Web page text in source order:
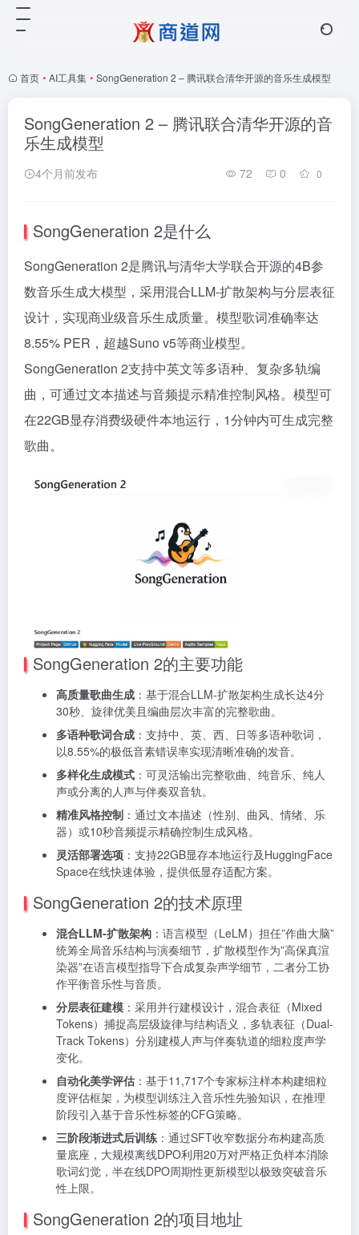
首页 • AI工具集 • SongGeneration 2 – 腾讯联合清华开源的音乐生成模型
SongGeneration 2 – 腾讯联合清华开源的音
乐生成模型
4个月前发布 72 0 0
SongGeneration 2是什么
SongGeneration 2是腾讯与清华大学联合开源的4B参
数音乐生成大模型，采用混合LLM-扩散架构与分层表征
设计，实现商业级音乐生成质量。模型歌词准确率达
8.55% PER，超越Suno v5等商业模型。
SongGeneration 2支持中英文等多语种、复杂多轨编
曲，可通过文本描述与音频提示精准控制风格。模型可
在22GB显存消费级硬件本地运行，1分钟内可生成完整
歌曲。
SongGeneration 2的主要功能
高质量歌曲生成 ：基于混合LLM-扩散架构生成长达4分
30秒、旋律优美且编曲层次丰富的完整歌曲。
多语种歌词合成 ：支持中、英、西、日等多语种歌词，
以8.55%的极低音素错误率实现清晰准确的发音。
多样化生成模式 ：可灵活输出完整歌曲、纯音乐、纯人
声或分离的人声与伴奏双音轨。
精准风格控制 ：通过文本描述（性别、曲风、情绪、乐
器）或10秒音频提示精确控制生成风格。
灵活部署选项 ：支持22GB显存本地运行及HuggingFace
Space在线快速体验，提供低显存适配方案。
SongGeneration 2的技术原理
混合LLM-扩散架构 ：语言模型（LeLM）担任”作曲大脑”
统筹全局音乐结构与演奏细节，扩散模型作为”高保真渲
染器”在语言模型指导下合成复杂声学细节，二者分工协
作平衡音乐性与音质。
分层表征建模 ：采用并行建模设计，混合表征（Mixed
Tokens）捕捉高层级旋律与结构语义，多轨表征（Dual-
Track Tokens）分别建模人声与伴奏轨道的细粒度声学
变化。
自动化美学评估 ：基于11,717个专家标注样本构建细粒
度评估框架，为模型训练注入音乐性先验知识，在推理
阶段引入基于音乐性标签的CFG策略。
三阶段渐进式后训练 ：通过SFT收窄数据分布构建高质
量底座，大规模离线DPO利用20万对严格正负样本消除
歌词幻觉，半在线DPO周期性更新模型以极致突破音乐
性上限。
SongGeneration 2的项目地址